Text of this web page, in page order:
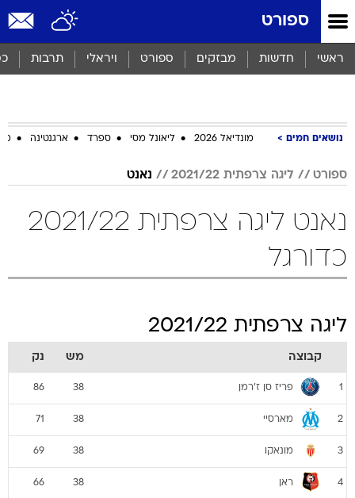
ספורט
ראשי חדשות מבזקים ספורט ויראלי תרבות
נושאים חמים מונדיאל 2026 ליאונל מסי ספרד ארגנטינה
ספורט ליגה צרפתית 2021/22 נאנט
נאנט ליגה צרפתית 2021/22
כדורגל
ליגה צרפתית 2021/22
קבוצה מש נק
1 פריז סן ז'רמן 38
86
2 מארסיי 38
71
3 מונאקו 38
69
4 ראן 38
66